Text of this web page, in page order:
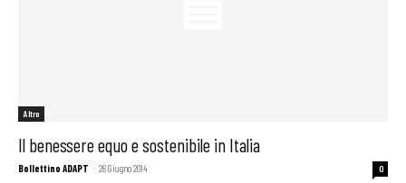
Altro
Il benessere equo e sostenibile in Italia
Bollettino ADAPT - 26 Giugno 2014 0